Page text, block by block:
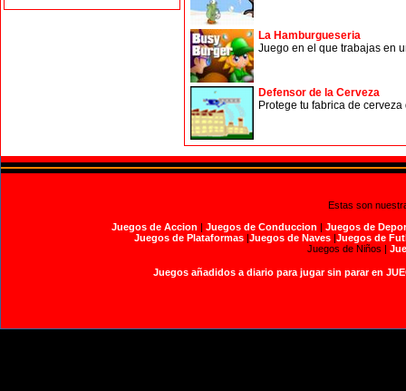
La Hamburgueseria
Juego en el que trabajas en
Defensor de la Cerveza
Protege tu fabrica de
Estas son
Juegos de Accion | Juegos de Conduccion | Juegos de
Juegos de Plataformas|Juegos de Naves|Juegos de
Juegos de Niños |
Juegos añadidos a diario para jugar sin parar en